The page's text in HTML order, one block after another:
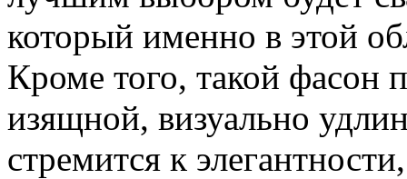
который именно в этой
Кроме того, такой фасон
изящной, визуально
стремится к